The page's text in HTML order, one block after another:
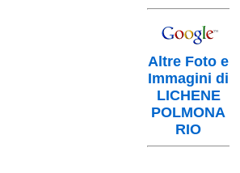
Altre Foto e
Immagini di
LICHENE
POLMONA
RIO